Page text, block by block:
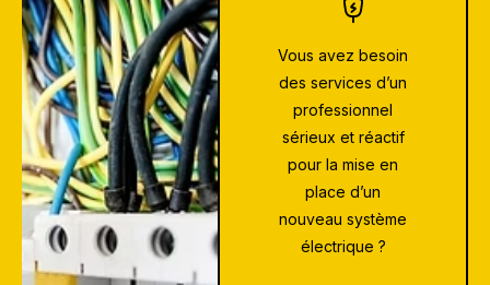
Vous avez besoin
des services d’un
professionnel
sérieux et réactif
pour lamise en
place d’un
nouveau système
électrique ?